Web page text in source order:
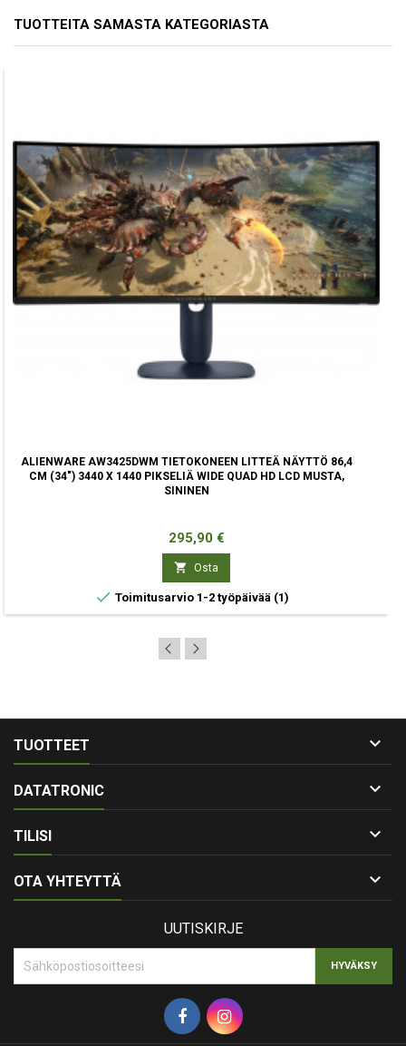
TUOTTEITA SAMASTA KATEGORIASTA
ALIENWARE AW3425DWM TIETOKONEEN LITTEÄ NÄYTTÖ 86,4
CM (34") 3440 X 1440 PIKSELIÄ WIDE QUAD HD LCD MUSTA,
SININEN
Hinta
295,90 €
 Osta
 Toimitusarvio 1-2 työpäivää (1)
TUOTTEET 
DATATRONIC 
TILISI 
OTA YHTEYTTÄ 
UUTISKIRJE